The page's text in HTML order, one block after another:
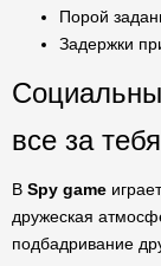
Порой
Задержки
все за тебя
В Spy game
дружеская
подбадривание